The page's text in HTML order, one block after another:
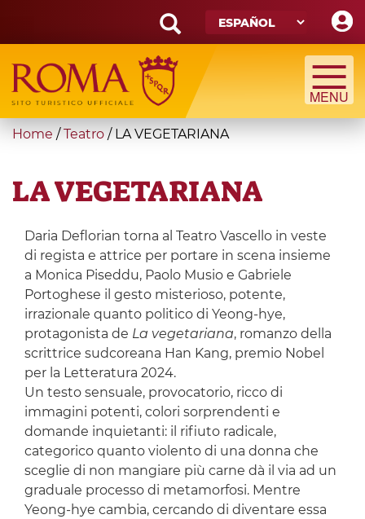
main
content
Search
form
Búsqueda
You
here
Home / Teatro / LA VEGETARIANA
LA VEGETARIANA
Daria Deflorian torna al Teatro Vascello in veste
di regista e attrice per portare in scena insieme
a Monica Piseddu, Paolo Musio e Gabriele
Portoghese il gesto misterioso, potente,
irrazionale quanto politico di Yeong-hye,
protagonista de La vegetariana, romanzo della
scrittrice sudcoreana Han Kang, premio Nobel
per la Letteratura 2024.
Un testo sensuale, provocatorio, ricco di
immagini potenti, colori sorprendenti e
domande inquietanti: il rifiuto radicale,
categorico quanto violento di una donna che
sceglie di non mangiare più carne dà il via ad un
graduale processo di metamorfosi. Mentre
Yeong-hye cambia, cercando di diventare essa